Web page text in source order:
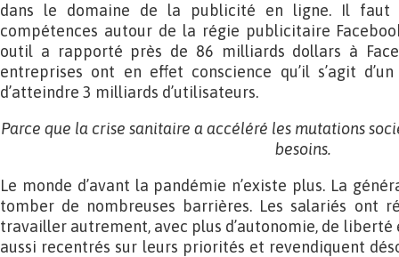
dans le domaine de la publicité en ligne. Il faut
compétences autour de la régie publicitaire
outil a rapporté près de 86 milliards dollars à
entreprises ont en effet conscience qu’il s’agit
d’atteindre 3 milliards d’utilisateurs.
Parce que la crise sanitaire a accéléré les mutations
besoins.
Le monde d’avant la pandémie n’existe plus. La
tomber de nombreuses barrières. Les salariés ont
travailler autrement, avec plus d’autonomie, de liberté
aussi recentrés sur leurs priorités et revendiquent